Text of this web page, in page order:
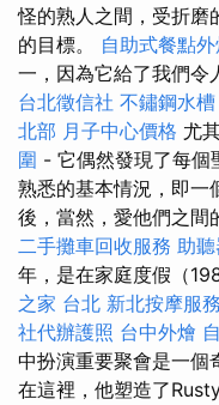
怪的熟人之間，受折磨
的目標。 自助式餐點外
一，因為它給了我們令
台北徵信社 不鏽鋼水槽
北部 月子中心價格 尤
圍 - 它偶然發現了每個
熟悉的基本情況，即一
後，當然，愛他們之間
二手攤車回收服務 助
年，是在家庭度假（
之家 台北 新北按摩服務
社代辦護照 台中外燴
中扮演重要聚會是一個
在這裡，他塑造了